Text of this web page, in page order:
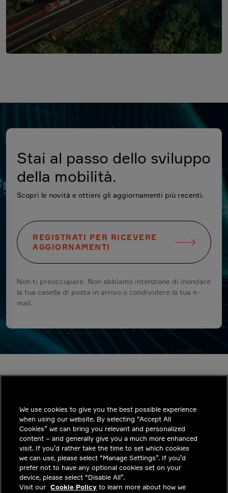
Stai al passo dello sviluppo
della mobilità.
Scopri le novità e ottieni gli aggiornamenti più recenti.
REGISTRATI PER RICEVERE
AGGIORNAMENTI
Non ti preoccupare. Non abbiamo intenzione di inondare
la tua casella di posta in arrivo o condividere la tua e-
mail.
INDUSTRIES
APPROFONDIMENTI
SOLUZIONI
POSIZIONI LAVORATIVE
We use cookies to give you the best possible experience
when using our website. By selecting “Accept All
Cookies” we can bring you relevant and personalized
content – and generally give you a much more enhanced
visit. If you’d rather take the time to set which cookies
we can use, please select “Manage Settings”. If you’d
prefer not to have any optional cookies set on your
device, please select “Disable All”.
Visit our Cookie Policy to learn more about how we